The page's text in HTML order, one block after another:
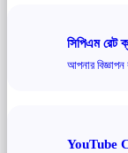
সিপিএম রেট
আপনার
YouTube